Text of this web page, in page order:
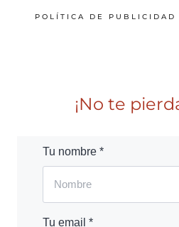
POLÍTICA DE PUBLICIDAD
¡No te
Tu nombre *
Tu email *